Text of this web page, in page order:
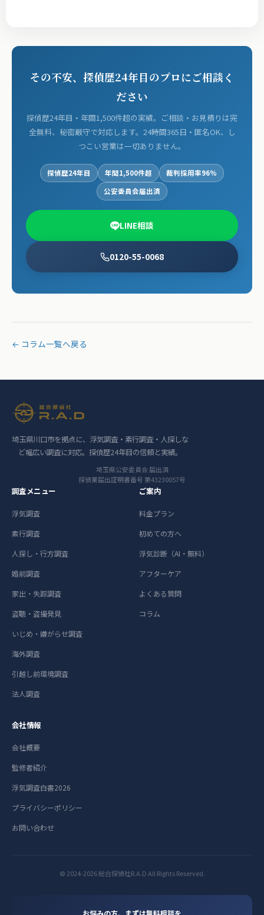
その不安、探偵歴24年目のプロにご相談く
ださい
探偵歴24年目・年間1,500件超の実績。ご相談・お見積りは完
全無料、秘密厳守で対応します。24時間365日・匿名OK、し
つこい営業は一切ありません。
探偵歴24年目 年間1,500件超
裁判採用率96%
公安委員会届出済
0120-55-0068
LINE相談
← コラム一覧へ戻る
埼玉県川口市を拠点に、浮気調査・素行調査・人探しな
ど幅広い調査に対応。探偵歴24年目の信頼と実績。
埼玉県公安委員会 届出済
探偵業届出証明書番号 第43230057号
調査メニュー
浮気調査
素行調査
人探し・行方調査
婚前調査
家出・失踪調査
盗聴・盗撮発見
いじめ・嫌がらせ調査
海外調査
引越し前環境調査
法人調査
ご案内
料金プラン
初めての方へ
浮気診断（AI・無料）
アフターケア
よくある質問
コラム
会社情報
会社概要
監修者紹介
浮気調査白書2026
プライバシーポリシー
お問い合わせ
© 2024-2026 総合探偵社R.A.D All Rights Reserved.
お悩みの方、まずは無料相談を